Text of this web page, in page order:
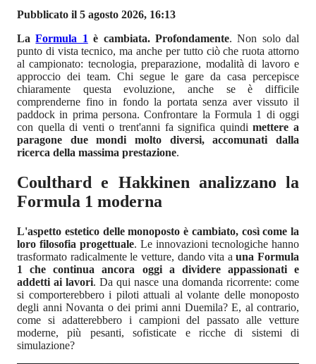
Pubblicato il 5 agosto 2026, 16:13
LaFormula 1 è cambiata. Profondamente. Non solo dal
punto di vista tecnico, ma anche per tutto ciò che ruota attorno
al campionato: tecnologia, preparazione, modalità di lavoro e
approccio dei team. Chi segue le gare da casa percepisce
chiaramente questa evoluzione, anche se è difficile
comprenderne fino in fondo la portata senza aver vissuto il
paddock in prima persona. Confrontare la Formula 1 di oggi
con quella di venti o trent'anni fa significa quindimettere a
paragone due mondi molto diversi, accomunati dalla
ricerca della massima prestazione.
Coulthard e Hakkinen analizzano la
Formula 1 moderna
L'aspetto estetico delle monoposto è cambiato, così come la
loro filosofia progettuale. Le innovazioni tecnologiche hanno
trasformato radicalmente le vetture, dando vita auna Formula
1 che continua ancora oggi a dividere appassionati e
addetti ai lavori. Da qui nasce una domanda ricorrente: come
si comporterebbero i piloti attuali al volante delle monoposto
degli anni Novanta o dei primi anni Duemila? E, al contrario,
come si adatterebbero i campioni del passato alle vetture
moderne, più pesanti, sofisticate e ricche di sistemi di
simulazione?